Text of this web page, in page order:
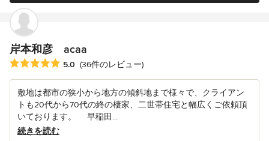
岸本和彦 acaa
平均評価：5つ星中 星5
5.0 (36件のレビュー)
敷地は都市の狭小から地方の傾斜地まで様々で、クライアン
トも20代から70代の終の棲家、二世帯住宅と幅広くご依頼頂
いております。 早稲田...
続きを読む